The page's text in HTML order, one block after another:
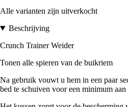
Alle varianten zijn uitverkocht
Beschrijving
Crunch Trainer Weider
Tonen alle spieren van de buikriem
Na gebruik vouwt u hem in een paar
bed te schuiven voor een minimum aan